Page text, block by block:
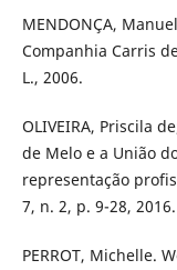
MENDONÇA,
Companhia Carris
L., 2006.
OLIVEIRA, Priscila
de Melo e a União
representação
7, n. 2, p. 9-28, 2016.
PERROT, Michelle.